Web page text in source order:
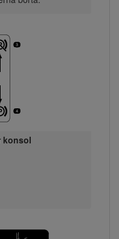
konsol